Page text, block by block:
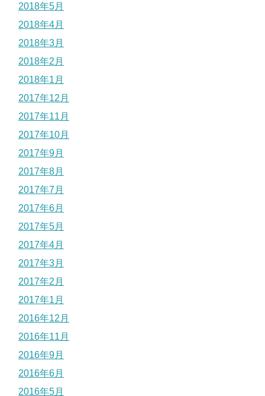
2018年5月
2018年4月
2018年3月
2018年2月
2018年1月
2017年12月
2017年11月
2017年10月
2017年9月
2017年8月
2017年7月
2017年6月
2017年5月
2017年4月
2017年3月
2017年2月
2017年1月
2016年12月
2016年11月
2016年9月
2016年6月
2016年5月